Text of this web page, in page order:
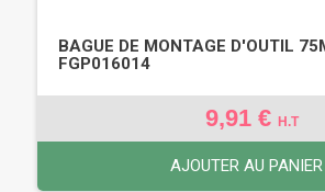
BAGUE DE MONTAGE D'OUTIL
FGP016014
9,91 € H.T
AJOUTER AU PANIER